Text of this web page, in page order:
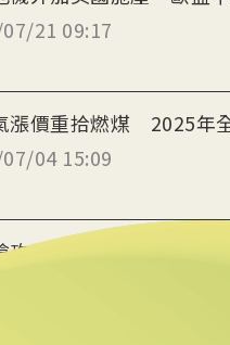
21 09:17
漲價重拾燃煤 2025年
04 15:09
攻泰國能源轉型商機